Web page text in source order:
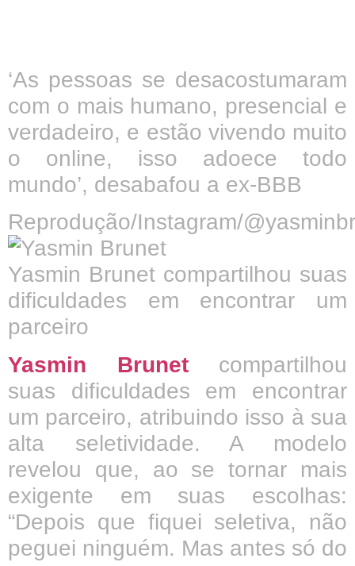
‘As pessoas se desacostumaram
com o mais humano, presencial e
verdadeiro, e estão vivendo muito
o online, isso adoece todo
mundo’, desabafou a ex-BBB
Reprodução/Instagram/
Yasmin Brunet compartilhou suas
dificuldades em encontrar um
parceiro
Yasmin Brunetcompartilhou
suas dificuldades em encontrar
um parceiro, atribuindo isso à sua
alta seletividade. A modelo
revelou que, ao se tornar mais
exigente em suas escolhas:
“Depois que fiquei seletiva, não
peguei ninguém. Mas antes só do